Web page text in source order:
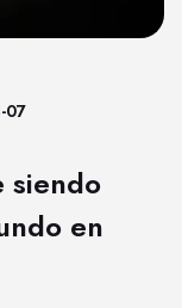
07
siendo
en